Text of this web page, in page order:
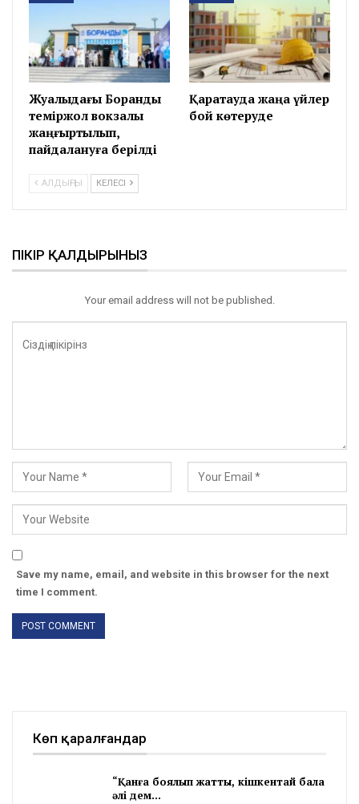
Жуалыдағы Боранды
теміржол вокзалы
жаңғыртылып,
пайдалануға берілді
Қаратауда жаңа үйлер
бой көтеруде
АЛДЫҢҒЫ КЕЛЕСІ
ПІКІР ҚАЛДЫРЫНЫЗ
Your email address will not be published.
Save my name, email, and website in this browser for the next
time I comment.
Көп қаралғандар
“Қанға боялып жатты, кішкентай бала
әлі дем…